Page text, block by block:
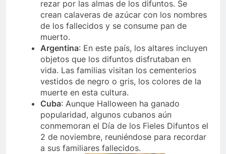
rezar por las almas de los difuntos. Se
crean calaveras de azúcar con los nombres
de los fallecidos y se consume pan de
muerto.
Argentina: En este país, los altares incluyen
objetos que los difuntos disfrutaban en
vida. Las familias visitan los cementerios
vestidos de negro o gris, los colores de la
muerte en esta cultura.
Cuba: Aunque Halloween ha ganado
popularidad, algunos cubanos aún
conmemoran el Día de los Fieles Difuntos el
2 de noviembre, reuniéndose para recordar
a sus familiares fallecidos.